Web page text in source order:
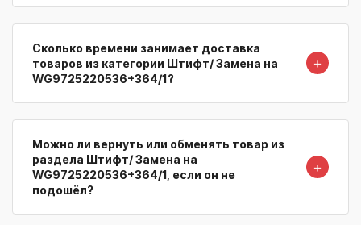
Сколько времени занимает доставка
товаров из категории Штифт/ Замена на
WG9725220536+364/1?
＋
Можно ли вернуть или обменять товар из
раздела Штифт/ Замена на
WG9725220536+364/1, если он не
подошёл?
＋